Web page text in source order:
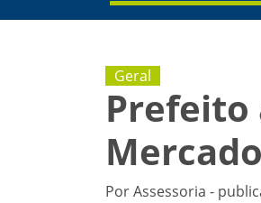
Geral
Prefeito
Por Assessoria -